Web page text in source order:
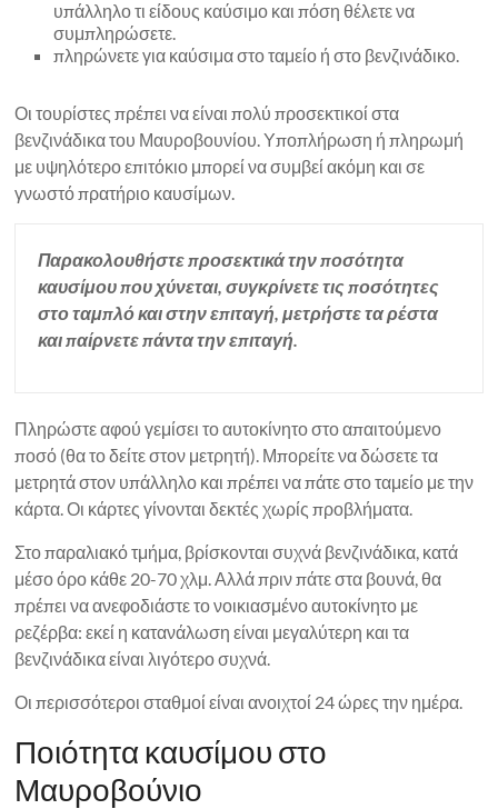
υπάλληλο τι είδους καύσιμο και πόση θέλετε να
συμπληρώσετε.
πληρώνετε για καύσιμα στο ταμείο ή στο βενζινάδικο.
Οι τουρίστες πρέπει να είναι πολύ προσεκτικοί στα
βενζινάδικα του Μαυροβουνίου. Υποπλήρωση ή πληρωμή
με υψηλότερο επιτόκιο μπορεί να συμβεί ακόμη και σε
γνωστό πρατήριο καυσίμων.
Παρακολουθήστε προσεκτικά την ποσότητα
καυσίμου που χύνεται, συγκρίνετε τις ποσότητες
στο ταμπλό και στην επιταγή, μετρήστε τα ρέστα
και παίρνετε πάντα την επιταγή.
Πληρώστε αφού γεμίσει το αυτοκίνητο στο απαιτούμενο
ποσό (θα το δείτε στον μετρητή). Μπορείτε να δώσετε τα
μετρητά στον υπάλληλο και πρέπει να πάτε στο ταμείο με την
κάρτα. Οι κάρτες γίνονται δεκτές χωρίς προβλήματα.
Στο παραλιακό τμήμα, βρίσκονται συχνά βενζινάδικα, κατά
μέσο όρο κάθε 20-70 χλμ. Αλλά πριν πάτε στα βουνά, θα
πρέπει να ανεφοδιάστε το νοικιασμένο αυτοκίνητο με
ρεζέρβα: εκεί η κατανάλωση είναι μεγαλύτερη και τα
βενζινάδικα είναι λιγότερο συχνά.
Οι περισσότεροι σταθμοί είναι ανοιχτοί 24 ώρες την ημέρα.
Ποιότητα καυσίμου στο
Μαυροβούνιο